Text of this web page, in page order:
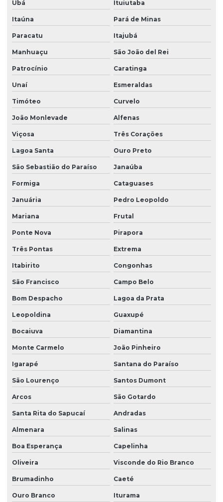
Reforma de reator orçamento
Reforma de reator saneamento
Reforma de reator saneamento orçamento
Reforma de reservatórios de água
Retrofit eta
Retrofit ete
Serviço de drenagem e saneamento
Serviço de gerenciamento de obras
Serviço de gerenciamento de obras privadas
Serviço de reforma de estação de tratamento de água
Serviço de reforma de estação de tratamento de esgoto
Serviço de reforma de eta
Serviço de reforma de ete
Serviço de reforma de reator
Serviço de reforma de reator saneamento
Sistema de drenagem de águas pluviais em aterros
Sistema de tratamento de água
Sistema de tratamento de água e esgoto
Sistema de tratamento de águas cinzas
Sistema de tratamento de águas residuais
Tratamento de água de esgoto para consumo humano
Tratamento de água residual
Tratamento de esgoto ete
Ubá Ituiutaba
Itaúna Pará de Minas
Paracatu Itajubá
Manhuaçu São João del Rei
Patrocínio Caratinga
Unaí Esmeraldas
Timóteo Curvelo
João Monlevade Alfenas
Viçosa Três Corações
Lagoa Santa Ouro Preto
São Sebastião do Paraíso Janaúba
Formiga Cataguases
Januária Pedro Leopoldo
Mariana Frutal
Ponte Nova Pirapora
Três Pontas Extrema
Itabirito Congonhas
São Francisco Campo Belo
Bom Despacho Lagoa da Prata
Leopoldina Guaxupé
Bocaiuva Diamantina
Monte Carmelo João Pinheiro
Igarapé Santana do Paraíso
São Lourenço Santos Dumont
Arcos São Gotardo
Santa Rita do Sapucaí Andradas
Almenara Salinas
Boa Esperança Capelinha
Oliveira Visconde do Rio Branco
Brumadinho Caeté
Ouro Branco Iturama